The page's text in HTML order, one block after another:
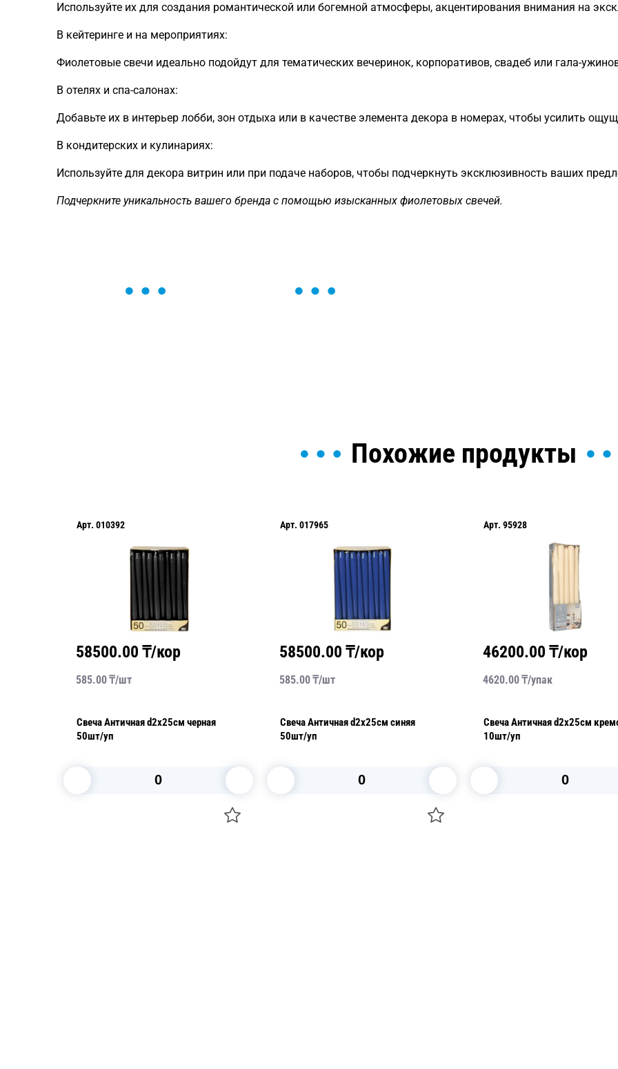
Используйте их для создания романтической или богемной атмосферы, акцентирования внимания на
В кейтеринге и на мероприятиях:
Фиолетовые свечи идеально подойдут для тематических вечеринок, корпоративов, свадеб или гала-
В отелях и спа-салонах:
Добавьте их в интерьер лобби, зон отдыха или в качестве элемента декора в номерах, чтобы усилить
В кондитерских и кулинариях:
Используйте для декора витрин или при подаче наборов, чтобы подчеркнуть эксклюзивность ваших
Подчеркните уникальность вашего бренда с помощью изысканных фиолетовых свечей.
Похожие продукты
Арт. 010392
58500.00 ₸/кор
585.00₸/шт
Свеча Античная d2х25см черная
50шт/уп
Арт. 017965
58500.00 ₸/кор
585.00₸/шт
Свеча Античная d2х25см синяя
50шт/уп
Арт. 95928
46200.00 ₸/кор
4620.00₸/упак
Свеча Античная d2х25см кремовая
10шт/уп